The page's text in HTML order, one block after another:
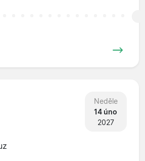
Neděle
14 úno
2027